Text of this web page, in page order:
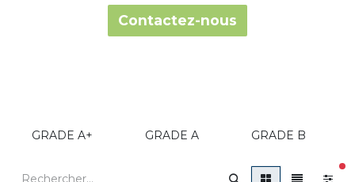
Contacte​z-nous​​
GRADE A+ GRADE A GRADE B